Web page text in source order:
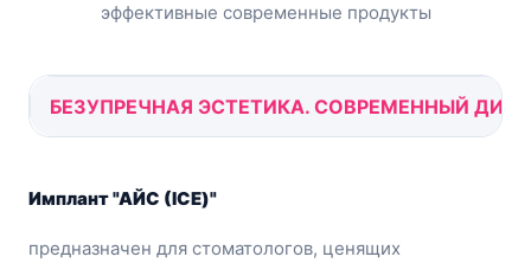
эффективные современные продукты
БЕЗУПРЕЧНАЯ ЭСТЕТИКА. СОВРЕМЕННЫЙ
Имплант "АЙС (ICE)"
предназначен для стоматологов, ценящих